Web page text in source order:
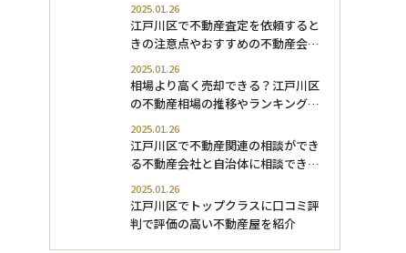
2025.01.26
江戸川区で不動産査定を依頼すると
きの注意点やおすすめの不動産会社
を紹介
2025.01.26
相場より高く売却できる？江戸川区
の不動産相場の推移やランキングを
紹介
2025.01.26
江戸川区で不動産関連の相談ができ
る不動産会社と自治体に相談できる
内容を解説
2025.01.26
江戸川区でトップクラスに口コミ評
判で評価の高い不動産屋を紹介